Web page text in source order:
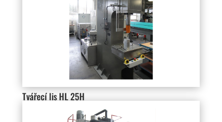
Tvářecí lis HL 25H